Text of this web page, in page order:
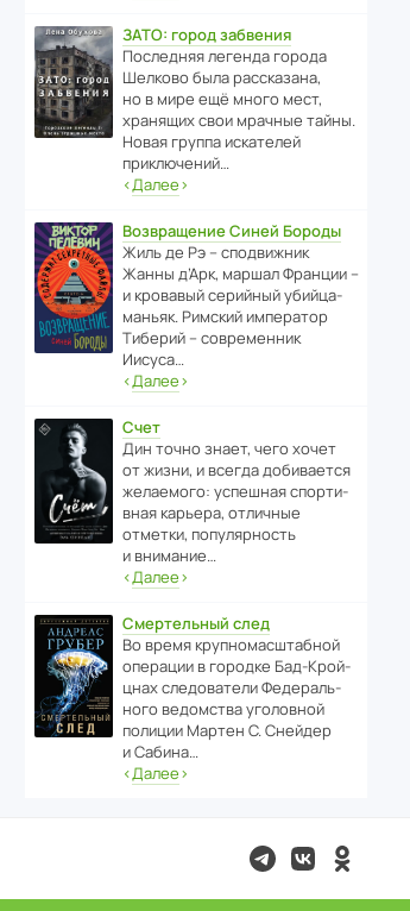
ЗАТО: город забвения
После­дняя легенда города
Шелково была расска­зана,
но в мире ещё много мест,
хранящих свои мрачные тайны.
Новая группа иска­телей
приключений…
‹Далее›
Возвращение Синей Бороды
Жиль де Рэ – спод­ви­жник
Жанны д’Арк, маршал Франции –
и кровавый серийный убийца-
маньяк. Римский импе­ратор
Тиберий – совре­менник
Иисуса…
‹Далее›
Счет
Дин точно знает, чего хочет
от жизни, и всегда доби­ва­ется
жела­е­мого: успе­шная спор­ти­
вная карьера, отли­чные
отметки, попу­ля­р­ность
и внимание…
‹Далее›
Смертельный след
Во время круп­но­мас­ш­та­бной
операции в городке Бад‑Крой­
цнах следо­ва­тели Феде­раль­
ного ведомства уголо­вной
полиции Мартен С. Снейдер
и Сабина…
‹Далее›